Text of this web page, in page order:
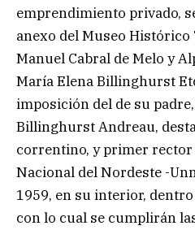
emprendimiento privado,
anexo del Museo Histórico
Manuel Cabral de Melo y
María Elena Billinghurst
imposición del de su
Billinghurst Andreau,
correntino, y primer rector
Nacional del Nordeste -
1959, en su interior, dentro
con lo cual se cumplirán